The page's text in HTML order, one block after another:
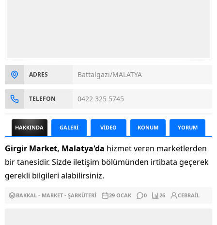
ADRES Battalgazi/MALATYA
TELEFON 0422 325 5745
HAKKINDA GALERİ VİDEO KONUM YORUM
Girgir Market, Malatya'da hizmet veren marketlerden
bir tanesidir. Sizde iletişim bölümünden irtibata geçerek
gerekli bilgileri alabilirsiniz.
BAKKAL - MARKET - ŞARKÜTERI 29 OCAK 0 26 CEBRAIL